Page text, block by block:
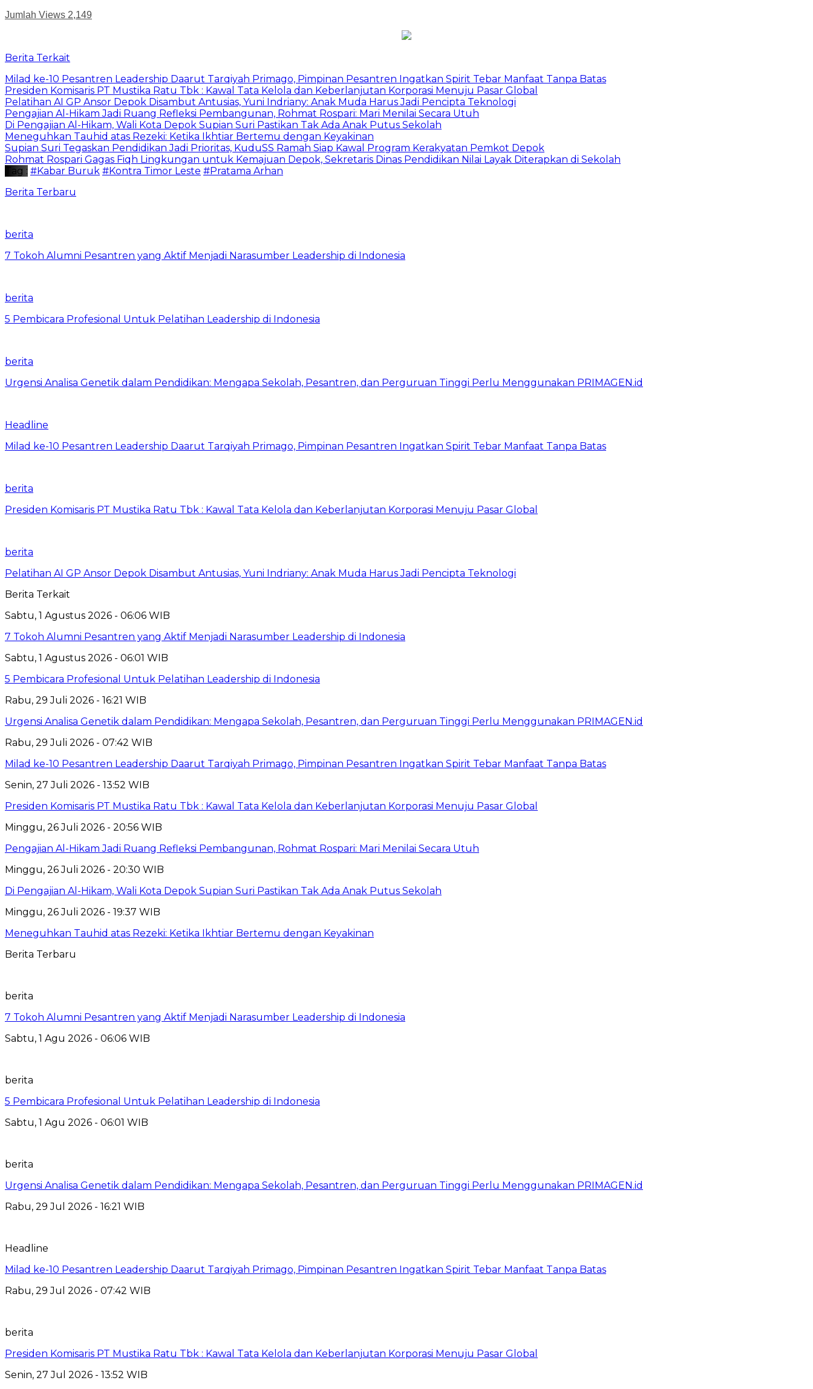
Jumlah Views 2,149
Berita Terkait
Milad ke-10 Pesantren Leadership Daarut Tarqiyah Primago, Pimpinan Pesantren Ingatkan Spirit Tebar Manfaat Tanpa Batas
Presiden Komisaris PT Mustika Ratu Tbk : Kawal Tata Kelola dan Keberlanjutan Korporasi Menuju Pasar Global
Pelatihan AI GP Ansor Depok Disambut Antusias, Yuni Indriany: Anak Muda Harus Jadi Pencipta Teknologi
Pengajian Al-Hikam Jadi Ruang Refleksi Pembangunan, Rohmat Rospari: Mari Menilai Secara Utuh
Di Pengajian Al-Hikam, Wali Kota Depok Supian Suri Pastikan Tak Ada Anak Putus Sekolah
Meneguhkan Tauhid atas Rezeki: Ketika Ikhtiar Bertemu dengan Keyakinan
Supian Suri Tegaskan Pendidikan Jadi Prioritas, KuduSS Ramah Siap Kawal Program Kerakyatan Pemkot Depok
Rohmat Rospari Gagas Fiqh Lingkungan untuk Kemajuan Depok, Sekretaris Dinas Pendidikan Nilai Layak Diterapkan di Sekolah
Tag : #Kabar Buruk #Kontra Timor Leste #Pratama Arhan
Berita Terbaru
berita
7 Tokoh Alumni Pesantren yang Aktif Menjadi Narasumber Leadership di Indonesia
berita
5 Pembicara Profesional Untuk Pelatihan Leadership di Indonesia
berita
Urgensi Analisa Genetik dalam Pendidikan: Mengapa Sekolah, Pesantren, dan Perguruan Tinggi Perlu Menggunakan PRIMAGEN.id
Headline
Milad ke-10 Pesantren Leadership Daarut Tarqiyah Primago, Pimpinan Pesantren Ingatkan Spirit Tebar Manfaat Tanpa Batas
berita
Presiden Komisaris PT Mustika Ratu Tbk : Kawal Tata Kelola dan Keberlanjutan Korporasi Menuju Pasar Global
berita
Pelatihan AI GP Ansor Depok Disambut Antusias, Yuni Indriany: Anak Muda Harus Jadi Pencipta Teknologi
Berita Terkait
Sabtu, 1 Agustus 2026 - 06:06 WIB
7 Tokoh Alumni Pesantren yang Aktif Menjadi Narasumber Leadership di Indonesia
Sabtu, 1 Agustus 2026 - 06:01 WIB
5 Pembicara Profesional Untuk Pelatihan Leadership di Indonesia
Rabu, 29 Juli 2026 - 16:21 WIB
Urgensi Analisa Genetik dalam Pendidikan: Mengapa Sekolah, Pesantren, dan Perguruan Tinggi Perlu Menggunakan PRIMAGEN.id
Rabu, 29 Juli 2026 - 07:42 WIB
Milad ke-10 Pesantren Leadership Daarut Tarqiyah Primago, Pimpinan Pesantren Ingatkan Spirit Tebar Manfaat Tanpa Batas
Senin, 27 Juli 2026 - 13:52 WIB
Presiden Komisaris PT Mustika Ratu Tbk : Kawal Tata Kelola dan Keberlanjutan Korporasi Menuju Pasar Global
Minggu, 26 Juli 2026 - 20:56 WIB
Pengajian Al-Hikam Jadi Ruang Refleksi Pembangunan, Rohmat Rospari: Mari Menilai Secara Utuh
Minggu, 26 Juli 2026 - 20:30 WIB
Di Pengajian Al-Hikam, Wali Kota Depok Supian Suri Pastikan Tak Ada Anak Putus Sekolah
Minggu, 26 Juli 2026 - 19:37 WIB
Meneguhkan Tauhid atas Rezeki: Ketika Ikhtiar Bertemu dengan Keyakinan
Berita Terbaru
berita
7 Tokoh Alumni Pesantren yang Aktif Menjadi Narasumber Leadership di Indonesia
Sabtu, 1 Agu 2026 - 06:06 WIB
berita
5 Pembicara Profesional Untuk Pelatihan Leadership di Indonesia
Sabtu, 1 Agu 2026 - 06:01 WIB
berita
Urgensi Analisa Genetik dalam Pendidikan: Mengapa Sekolah, Pesantren, dan Perguruan Tinggi Perlu Menggunakan PRIMAGEN.id
Rabu, 29 Jul 2026 - 16:21 WIB
Headline
Milad ke-10 Pesantren Leadership Daarut Tarqiyah Primago, Pimpinan Pesantren Ingatkan Spirit Tebar Manfaat Tanpa Batas
Rabu, 29 Jul 2026 - 07:42 WIB
berita
Presiden Komisaris PT Mustika Ratu Tbk : Kawal Tata Kelola dan Keberlanjutan Korporasi Menuju Pasar Global
Senin, 27 Jul 2026 - 13:52 WIB